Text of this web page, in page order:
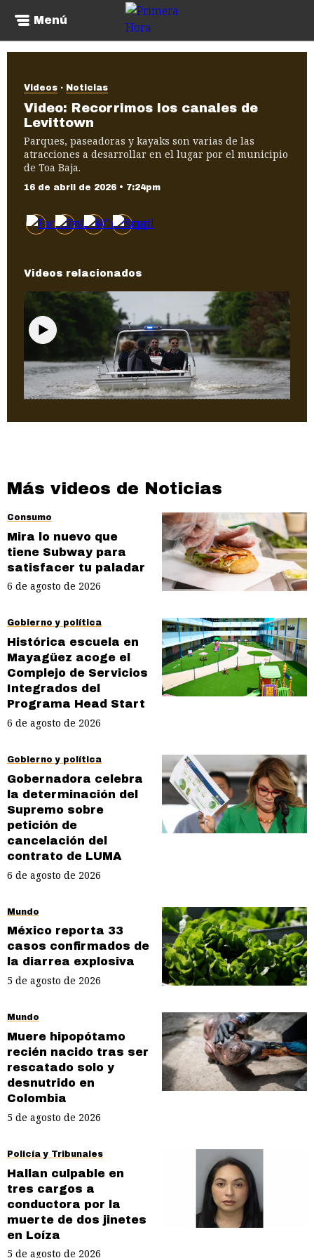
Menú
Videos Noticias
Video: Recorrimos los canales de
Levittown
Parques, paseadoras y kayaks son varias de las
atracciones a desarrollar en el lugar por el municipio
de Toa Baja.
16 de abril de 2026 • 7:24pm
Videos relacionados
Video: Recorrimos los canales de
Levittown
Más videos de Noticias
Consumo
Mira lo nuevo que
tiene Subway para
satisfacer tu paladar
6 de agosto de 2026
Gobierno y política
Histórica escuela en
Mayagüez acoge el
Complejo de Servicios
Integrados del
Programa Head Start
6 de agosto de 2026
Gobierno y política
Gobernadora celebra
la determinación del
Supremo sobre
petición de
cancelación del
contrato de LUMA
6 de agosto de 2026
Mundo
México reporta 33
casos confirmados de
la diarrea explosiva
5 de agosto de 2026
Mundo
Muere hipopótamo
recién nacido tras ser
rescatado solo y
desnutrido en
Colombia
5 de agosto de 2026
Policía y Tribunales
Hallan culpable en
tres cargos a
conductora por la
muerte de dos jinetes
en Loíza
5 de agosto de 2026